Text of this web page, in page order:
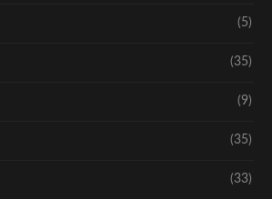
(5)
(35)
(9)
(35)
(33)